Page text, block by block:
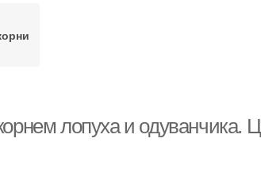
лопуха и одуванчика.